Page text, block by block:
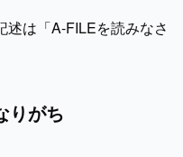
述は「A-FILEを読みなさ
りがち